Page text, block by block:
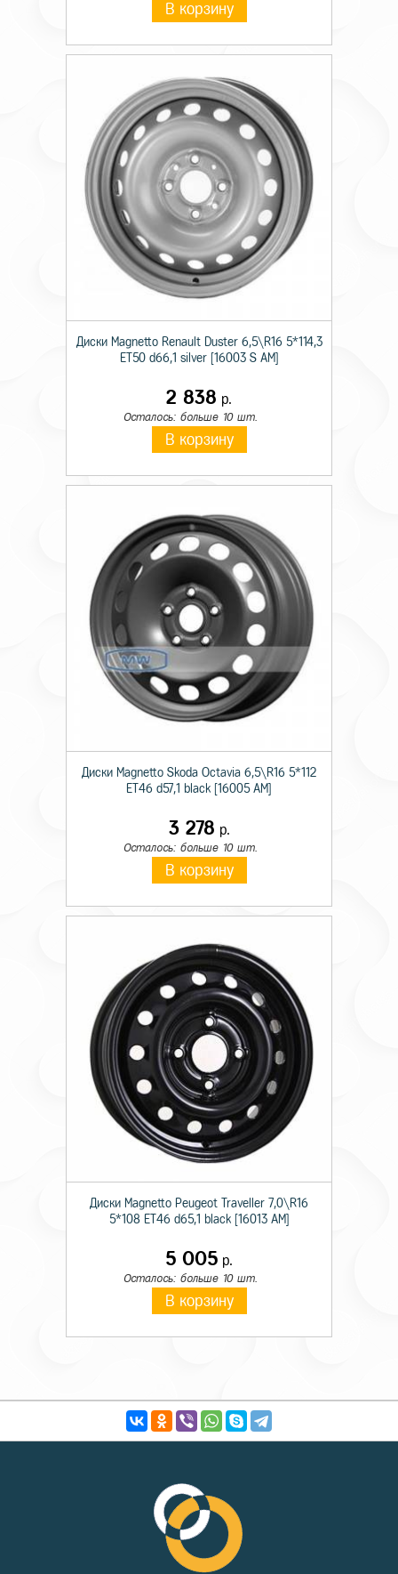
В корзину
Диски Magnetto Renault Duster 6,5\R16 5*114,3
ET50 d66,1 silver [16003 S AM]
2 838 р.
Осталось: больше 10 шт.
В корзину
Диски Magnetto Skoda Octavia 6,5\R16 5*112
ET46 d57,1 black [16005 AM]
3 278 р.
Осталось: больше 10 шт.
В корзину
Диски Magnetto Peugeot Traveller 7,0\R16
5*108 ET46 d65,1 black [16013 AM]
5 005 р.
Осталось: больше 10 шт.
В корзину